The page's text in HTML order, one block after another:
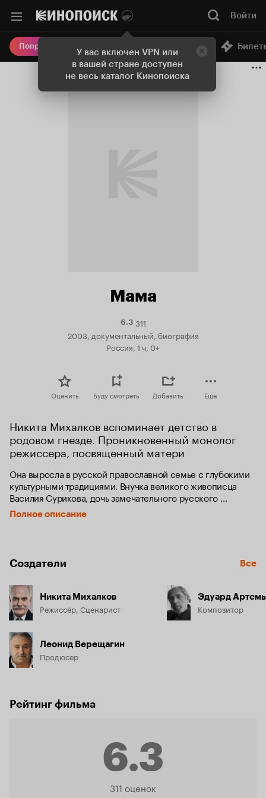
У вас включен VPN или
в вашей стране доступен
не весь каталог Кинопоиска
Войти
Попробовать Плюс Онлайн-кинотеатр
Мама
6.3Рейтинг
Кинопоиска
311
2003, документальный, биография
Россия, 1 ч, 0+
Оценить Буду смотреть Добавить Еще
Никита Михалков вспоминает детство в
родовом гнезде. Проникновенный монолог
режиссера, посвященный матери
Она выросла в русской православной семье с глубокими
культурными традициями. Внучка великого живописца
Василия Сурикова, дочь замечательного русского
художника Петра Кончаловского Наталья Петровна
Кончаловская в полной мере унаследовала от своих
стала знаком ее отношения не только к собственным
детям, но и ко всему окружающему миру.
Полное описание
Создатели Все
Никита Михалков
Режиссёр, Сценарист
Леонид Верещагин
Продюсер
Эдуард
Композитор
Рейтинг фильма
6.3
Рейтинг
311 оценок